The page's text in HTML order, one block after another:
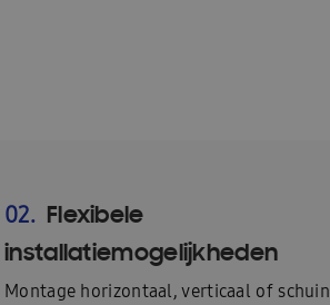
02. Flexibele
installatiemogelijkheden
Montage horizontaal, verticaal of schuin